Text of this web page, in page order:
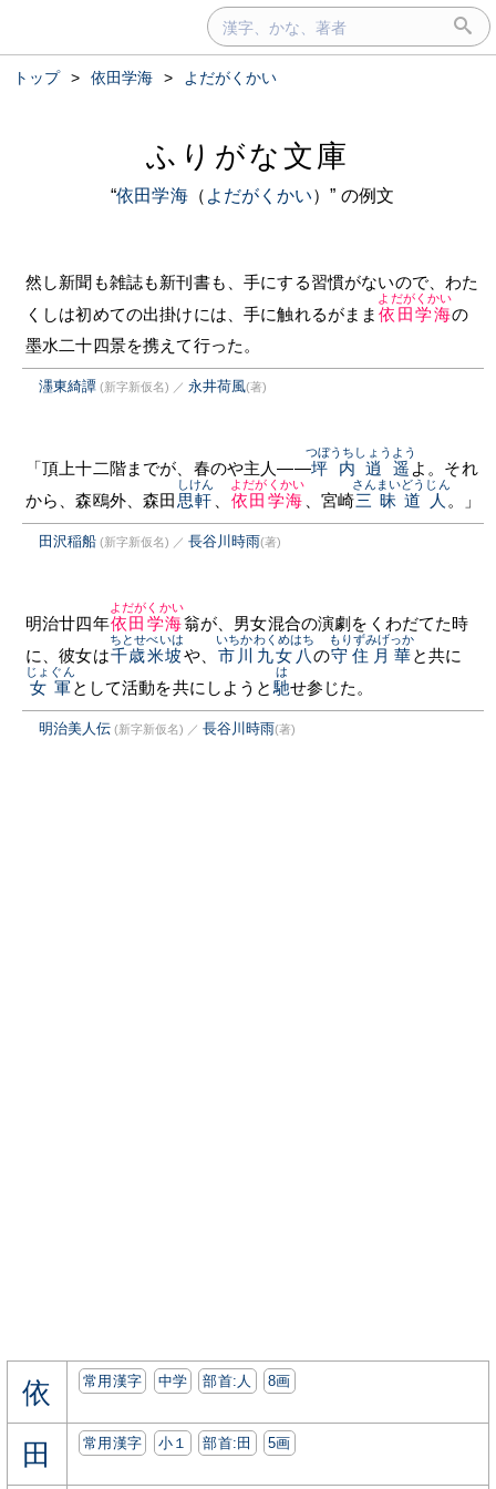
トップ > 依田学海 > よだがくかい
ふりがな文庫
“依田学海（ よだがくかい）” の例文
然し新聞も雑誌も新刊書も、手にする習慣がないので、わた
くしは初めての出掛けには、手に触れるがまま 依田学海
よだがくかい
の
墨水二十四景を携えて行った。
濹東綺譚 (新字新仮名) ／ 永井荷風(著)
「頂上十二階までが、春のや主人——坪内逍遥
つぼうちしょうよう
よ。それ
から、森鴎外、森田 思軒
しけん
依田学海
よだがくかい
、宮崎三昧道人
さんまいどうじん
。」
田沢稲船 (新字新仮名) ／ 長谷川時雨(著)
明治廿四年依田学海
よだがくかい
翁が、男女混合の演劇をくわだてた時
に、彼女は千歳米坡
ちとせべいは
や、 市川九女八
いちかわくめはち
の守住月華
もりずみげっか
と共に
女軍
じょぐん
として活動を共にしようと 馳
は
せ参じた。
明治美人伝 (新字新仮名) ／ 長谷川時雨(著)
依 常用漢字 中学 部首:⼈ 8画
田 常用漢字 小１ 部首:⽥ 5画